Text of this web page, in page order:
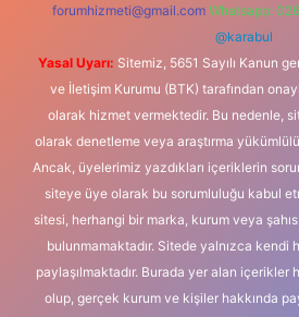
forumhizmeti@gmail.com Whatsapp:
@karabul
Yasal Uyarı: Sitemiz, 5651 Sayılı Kanun
ve İletişim Kurumu (BTK) tarafından
olarak hizmet vermektedir. Bu nedenle,
olarak denetleme veya araştırma
Ancak, üyelerimiz yazdıkları içeriklerin
siteye üye olarak bu sorumluluğu kabul
sitesi, herhangi bir marka, kurum veya
bulunmamaktadır. Sitede yalnızca kendi
paylaşılmaktadır. Burada yer alan içerikler
olup, gerçek kurum ve kişiler hakkında